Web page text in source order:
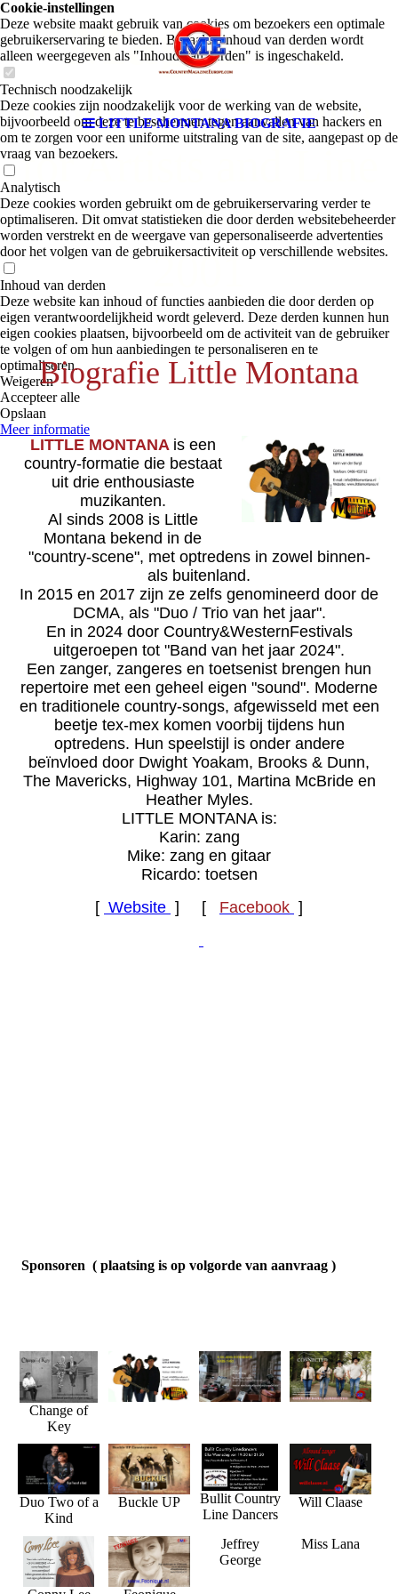
LITTLE MONTANA BIOGRAFIE
Magazine
Country Magazine
for Artists and Line
Dancers - since
2001
Biografie Little Montana
LITTLE MONTANA is een
country-formatie die bestaat
uit drie enthousiaste
muzikanten.
Al sinds 2008 is Little
Montana bekend in de
"country-scene", met optredens in zowel binnen-
als buitenland.
In 2015 en 2017 zijn ze zelfs genomineerd door de
DCMA, als "Duo / Trio van het jaar".
En in 2024 door Country&WesternFestivals
uitgeroepen tot "Band van het jaar 2024".
Een zanger, zangeres en toetsenist brengen hun
repertoire met een geheel eigen "sound". Moderne
en traditionele country-songs, afgewisseld met een
beetje tex-mex komen voorbij tijdens hun
optredens. Hun speelstijl is onder andere
beïnvloed door Dwight Yoakam, Brooks & Dunn,
The Mavericks, Highway 101, Martina McBride en
Heather Myles.
LITTLE MONTANA is:
Karin: zang
Mike: zang en gitaar
Ricardo: toetsen
[ Website ] [ Facebook ]
Sponsoren ( plaatsing is op volgorde van aanvraag )
Change of
Key
Duo Two of a
Kind
Buckle UP
Bullit Country
Line Dancers
Will Claase
Jeffrey
George
Miss Lana
Cookie-instellingen
Deze website maakt gebruik van cookies om bezoekers een optimale
gebruikerservaring te bieden. Bepaalde inhoud van derden wordt
alleen weergegeven als "Inhoud van derden" is ingeschakeld.
Technisch noodzakelijk
Deze cookies zijn noodzakelijk voor de werking van de website,
bijvoorbeeld om deze te beschermen tegen aanvallen van hackers en
om te zorgen voor een uniforme uitstraling van de site, aangepast op de
vraag van bezoekers.
Analytisch
Deze cookies worden gebruikt om de gebruikerservaring verder te
optimaliseren. Dit omvat statistieken die door derden websitebeheerder
worden verstrekt en de weergave van gepersonaliseerde advertenties
door het volgen van de gebruikersactiviteit op verschillende websites.
Inhoud van derden
Deze website kan inhoud of functies aanbieden die door derden op
eigen verantwoordelijkheid wordt geleverd. Deze derden kunnen hun
eigen cookies plaatsen, bijvoorbeeld om de activiteit van de gebruiker
te volgen of om hun aanbiedingen te personaliseren en te
optimaliseren.
Weigeren
Accepteer alle
Opslaan
Meer informatie